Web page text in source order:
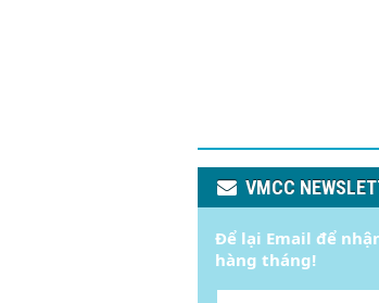
VMCC
Để lại Email để
hàng tháng!